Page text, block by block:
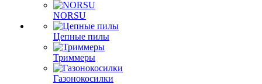
NORSU
Цепные пилы
Триммеры
Газонокосилки